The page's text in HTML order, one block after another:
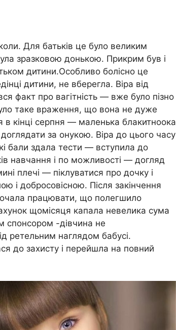
Для батьків це було великим
зразковою донькою. Прикрим був і
дитини.Особливо болісно це
дитини, не вберегла. Віра від
факт про вагітність — вже було пізно
таке враження, що вона не дуже
кінці серпня — маленька блакитноока
за онукою. Віра до цього часу
бали здала тести — вступила до
навчання і по можливості — догляд
плечі — піклуватися про дочку і
і добросовісною. Після закінчення
працювати, що полегшило
щомісяця капала невелика сума
спонсором -дівчина не
ретельним наглядом бабусі.
до захисту і перейшла на повний